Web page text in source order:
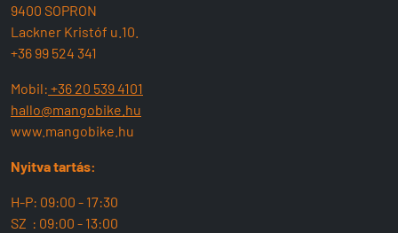
9400 SOPRON
Lackner Kristóf u.10.
+36 99 524 341
Mobil: +36 20 539 4101
hallo@mangobike.hu
www.mangobike.hu
Nyitva tartás:
H-P: 09:00 - 17:30
SZ : 09:00 - 13:00